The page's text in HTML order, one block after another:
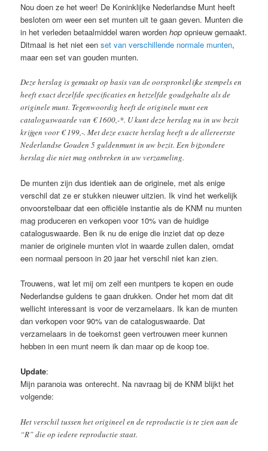
Nou doen ze het weer! De Koninklijke Nederlandse Munt heeft
besloten om weer een set munten uit te gaan geven. Munten die
in het verleden betaalmiddel waren wordenhop opnieuw gemaakt.
Ditmaal is het niet eenset van verschillende normale munten,
maar een set van gouden munten.
Deze herslag is gemaakt op basis van de oorspronkelijke stempels en
heeft exact dezelfde specificaties en hetzelfde goudgehalte als de
originele munt. Tegenwoordig heeft de originele munt een
cataloguswaarde van € 1600,-*. U kunt deze herslag nu in uw bezit
krijgen voor € 199,-. Met deze exacte herslag heeft u de allereerste
Nederlandse Gouden 5 guldenmunt in uw bezit. Een bijzondere
herslag die niet mag ontbreken in uw verzameling.
De munten zijn dus identiek aan de originele, met als enige
verschil dat ze er stukken nieuwer uitzien. Ik vind het werkelijk
onvoorstelbaar dat een officiële instantie als de KNM nu munten
mag produceren en verkopen voor 10% van de huidige
cataloguswaarde. Ben ik nu de enige die inziet dat op deze
manier de originele munten vlot in waarde zullen dalen, omdat
een normaal persoon in 20 jaar het verschil niet kan zien.
Trouwens, wat let mij om zelf een muntpers te kopen en oude
Nederlandse guldens te gaan drukken. Onder het mom dat dit
wellicht interessant is voor de verzamelaars. Ik kan de munten
dan verkopen voor 90% van de cataloguswaarde. Dat
verzamelaars in de toekomst geen vertrouwen meer kunnen
hebben in een munt neem ik dan maar op de koop toe.
Update:
Mijn paranoia was onterecht. Na navraag bij de KNM blijkt het
volgende:
Het verschil tussen het origineel en de reproductie is te zien aan de
“R” die op iedere reproductie staat.